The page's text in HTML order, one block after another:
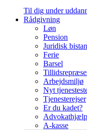
Til dig under
Rådgivning
Løn
Pension
Juridisk
Ferie
Barsel
Arbejdsmiljø
Nyt
Tjenesterejser
Er du kadet?
Advokathjælp
A-kasse